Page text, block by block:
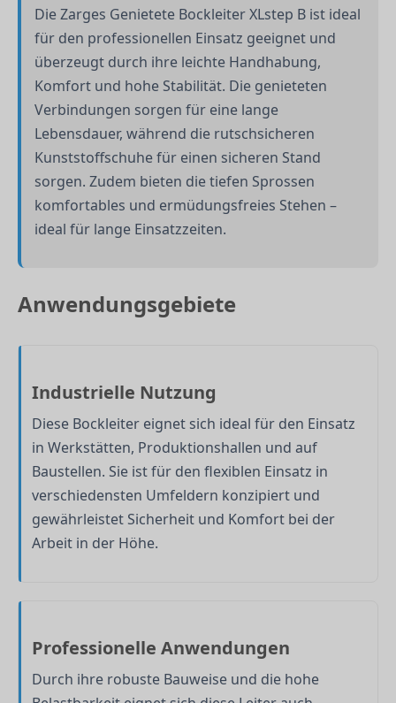
Die Zarges Genietete Bockleiter XLstep B ist ideal
für den professionellen Einsatz geeignet und
überzeugt durch ihre leichte Handhabung,
Komfort und hohe Stabilität. Die genieteten
Verbindungen sorgen für eine lange
Lebensdauer, während die rutschsicheren
Kunststoffschuhe für einen sicheren Stand
sorgen. Zudem bieten die tiefen Sprossen
komfortables und ermüdungsfreies Stehen –
ideal für lange Einsatzzeiten.
Anwendungsgebiete
Industrielle Nutzung
Diese Bockleiter eignet sich ideal für den Einsatz
in Werkstätten, Produktionshallen und auf
Baustellen. Sie ist für den flexiblen Einsatz in
verschiedensten Umfeldern konzipiert und
gewährleistet Sicherheit und Komfort bei der
Arbeit in der Höhe.
Professionelle Anwendungen
Durch ihre robuste Bauweise und die hohe